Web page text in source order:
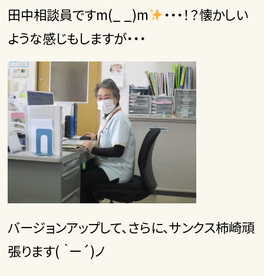
田中相談員ですm(_ _)m
・・・！？懐かしい
ような感じもしますが・・・
バージョンアップして、さらに、サンクス柿崎頑
張ります( ｀ー´)ノ